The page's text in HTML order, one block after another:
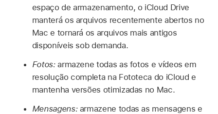
espaço de armazenamento, o iCloud Drive
manterá os arquivos recentemente abertos no
Mac e tornará os arquivos mais antigos
disponíveis sob demanda.
Fotos:armazene todas as fotos e vídeos em
resolução completa na Fototeca do iCloud e
mantenha versões otimizadas no Mac.
Mensagens:armazene todas as mensagens e